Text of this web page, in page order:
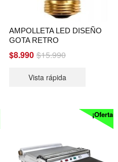
AMPOLLETA LED DISEÑO
GOTA RETRO
$15.990Original
was:
$8.990
Current
is:
Vista rápida
¡Oferta!